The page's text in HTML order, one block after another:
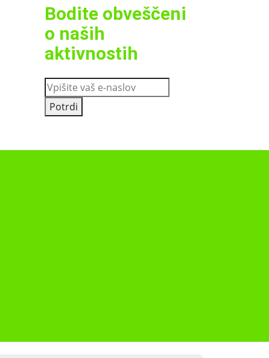
Bodite obveščeni
o naših
aktivnostih